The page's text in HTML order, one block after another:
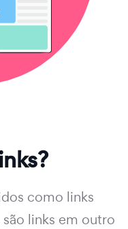
como links
links em outro